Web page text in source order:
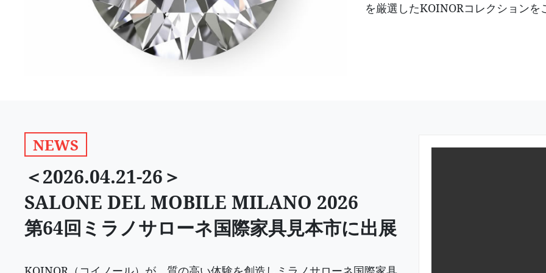
を厳選したKOINORコレクションを
NEWS
＜2026.04.21-26＞
SALONE DEL MOBILE MILANO 2026
第64回ミラノサローネ国際家具見本市に出展